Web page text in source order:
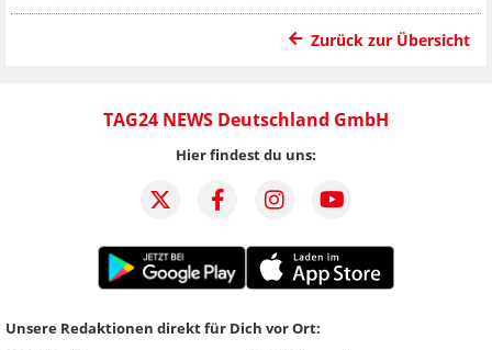
Zurück zur Übersicht
TAG24 NEWS Deutschland GmbH
Hier findest du uns:
Unsere Redaktionen direkt für Dich vor Ort: